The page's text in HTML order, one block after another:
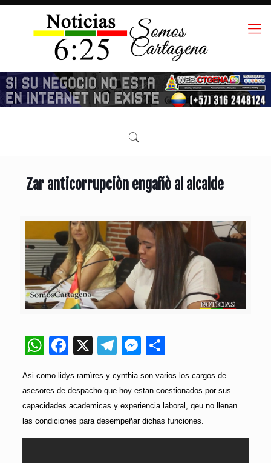
Zar anticorrupciòn engañò al alcalde
WhatsApp
Facebook
X Telegram
Messenger
Asi como lidys ramìres y cynthia son varios los cargos de
asesores de despacho que hoy estan coestionados por sus
capacidades academicas y experiencia laboral, qeu no llenan
las condiciones para desempeñar dichas funciones.